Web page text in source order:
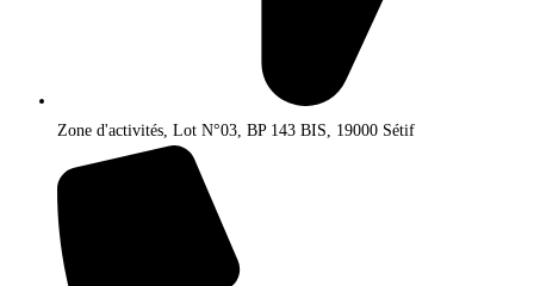
Zone d'activités, Lot N°03, BP 143 BIS, 19000 Sétif